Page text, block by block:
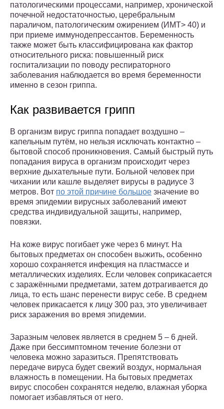
патологическими процессами, например, хронической
почечной недостаточностью, церебральным
параличом, патологическим ожирением (ИМТ> 40) и
при приеме иммунодепрессантов. Беременность
также может быть классифицирована как фактор
относительного риска: повышенный риск
госпитализации по поводу респираторного
заболевания наблюдается во время беременности
именно в сезон гриппа.
Как развивается грипп
В организм вирус гриппа попадает воздушно –
капельным путём, но нельзя исключать контактно –
бытовой способ проникновения. Самый быстрый путь
попадания вируса в организм происходит через
верхние дыхательные пути. Больной человек при
чихании или кашле выделяет вирусы в радиусе 3
метров. Вот по этой причине большое значение во
время эпидемии вирусных заболеваний имеют
средства индивидуальной защиты, например,
повязки.
На коже вирус погибает уже через 6 минут. На
бытовых предметах он способен выжить, особенно
хорошо сохраняется инфекция на пластмассе и
металлических изделиях. Если человек соприкасается
с заражёнными предметами, затем дотрагивается до
лица, то есть шанс перенести вирус себе. В среднем
человек прикасается к лицу 300 раз, это увеличивает
риск заражения во время эпидемии.
Заразным человек является в среднем 5 – 6 дней.
Даже при бессимптомном течение болезни от
человека можно заразиться. Препятствовать
передаче вируса будет свежий воздух, нормальная
влажность в помещении. На бытовых предметах
вирус способен сохранятся неделю, влажная уборка
помогает избавляться от него.